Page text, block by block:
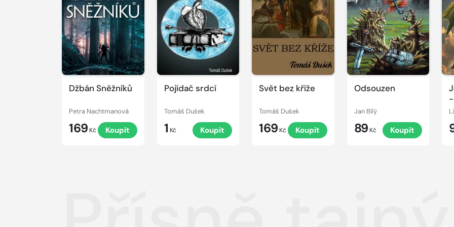
Džbán Sněžníků
Petra Nachtmanová
169 Kč Koupit
Pojídač srdcí
Tomáš Dušek
1 Kč Koupit
Svět bez kříže
Tomáš Dušek
169 Kč Koupit
Odsouzen
Jan Bílý
89 Kč Koupit